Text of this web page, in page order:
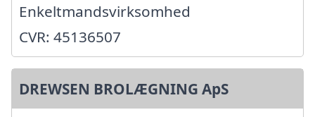
Enkeltmandsvirksomhed
CVR: 45136507
DREWSEN BROLÆGNING ApS